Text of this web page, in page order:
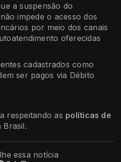
a suspensão do
impede o acesso dos
por meio dos canais
oferecidas
cadastrados como
ser pagos via Débito
respeitando as políticas de
Brasil.
essa notícia